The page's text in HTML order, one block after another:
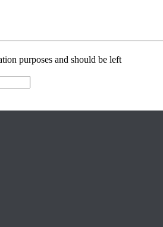
purposes and should be left